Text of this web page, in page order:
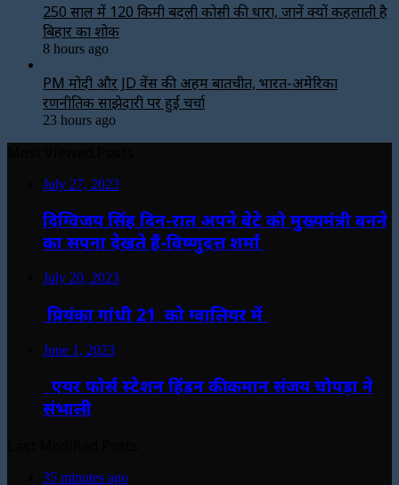
250 साल में 120 किमी बदली कोसी की धारा, जानें क्यों कहलाती है
बिहार का शोक
8 hours ago
PM मोदी और JD वेंस की अहम बातचीत, भारत-अमेरिका
रणनीतिक साझेदारी पर हुई चर्चा
23 hours ago
July 27, 2023
दिग्विजय सिंह दिन-रात अपने बेटे को मुख्यमंत्री बनने
का सपना देखते हैं-विष्णुदत्त शर्मा
July 20, 2023
प्रियंका गांधी 21 को ग्वालियर में
June 1, 2023
एयर फोर्स स्टेशन हिंडन की कमान संजय चोपड़ा ने
संभाली
35 minutes ago